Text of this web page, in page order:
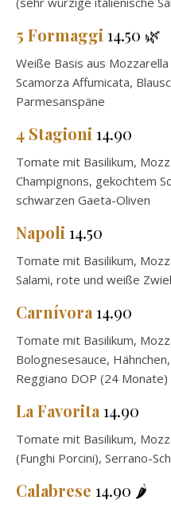
5 Formaggi 14.50 🌿
Weiße Basis aus
Scamorza Affumicata,
Parmesanspäne
4 Stagioni 14.90
Tomate mit Basilikum,
Champignons, gekochtem
schwarzen Gaeta-Oliven
Napoli 14.50
Tomate mit Basilikum,
Salami, rote und weiße
Carnívora 14.90
Tomate mit Basilikum,
Bolognesesauce,
Reggiano DOP (24 Monate)
La Favorita 14.90
Tomate mit Basilikum,
(Funghi Porcini), Serrano-
Calabrese 14.90 🌶️